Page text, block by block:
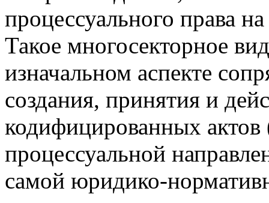
процессуального права
Такое многосекторное
изначальном аспекте
создания, принятия и
кодифицированных актов
процессуальной
самой юридико-